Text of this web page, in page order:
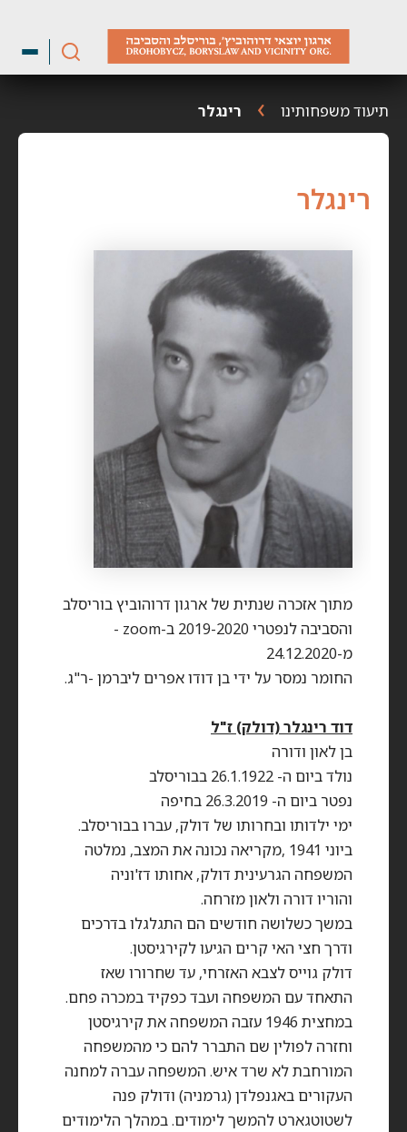
תיעוד משפחותינו רינגלר
רינגלר
מתוך אזכרה שנתית של ארגון דרוהוביץ בוריסלב
והסביבה לנפטרי 2019-2020 ב-zoom -
מ-24.12.2020
החומר נמסר על ידי בן דודו אפרים ליברמן -ר"ג.
דוד רינגלר (דולק) ז"ל
בן לאון ודורה
נולד ביום ה- 26.1.1922 בבוריסלב
נפטר ביום ה- 26.3.2019 בחיפה
ימי ילדותו ובחרותו של דולק, עברו בבוריסלב.
ביוני 1941 ,מקריאה נכונה את המצב, נמלטה
המשפחה הגרעינית דולק, אחותו דז'וניה
והוריו דורה ולאון מזרחה.
במשך כשלושה חודשים הם התגלגלו בדרכים
ודרך חצי האי קרים הגיעו לקירגיסטן.
דולק גוייס לצבא האזרחי, עד שחרורו שאז
התאחד עם המשפחה ועבד כפקיד במכרה פחם.
במחצית 1946 עזבה המשפחה את קירגיסטן
וחזרה לפולין שם התברר להם כי מהמשפחה
המורחבת לא שרד איש. המשפחה עברה למחנה
העקורים באגנפלדן (גרמניה) ודולק פנה
לשטוטגארט להמשך לימודים. במהלך הלימודים